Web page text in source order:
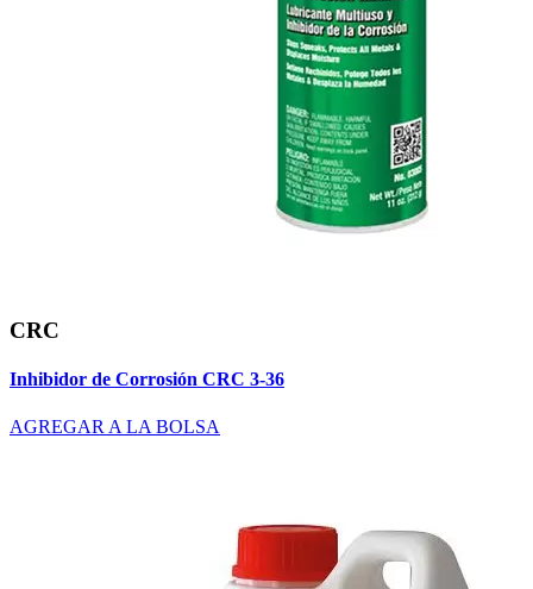
CRC
Inhibidor de Corrosión CRC 3-36
AGREGAR A LA BOLSA